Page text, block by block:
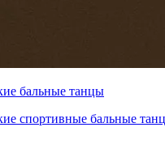
бальные танцы
спортивные бальные